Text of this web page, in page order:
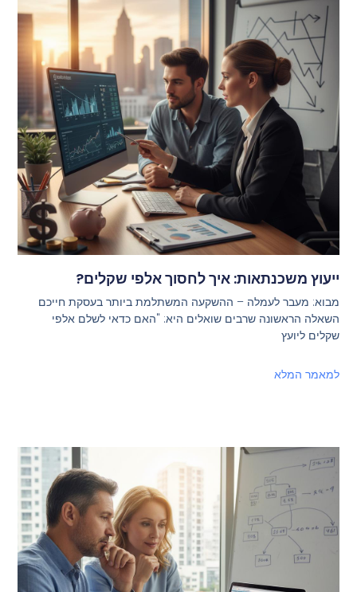
ייעוץ משכנתאות: איך לחסוך אלפי שקלים?
מבוא: מעבר לעמלה – ההשקעה המשתלמת ביותר בעסקת חייכם
השאלה הראשונה שרבים שואלים היא: "האם כדאי לשלם אלפי
שקלים ליועץ
למאמר המלא